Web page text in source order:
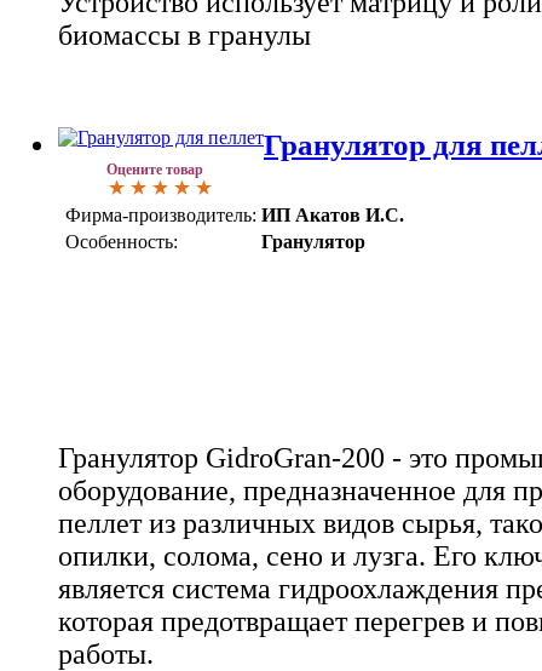
биомассы в гранулы
Оцените товар
Гранулятор для
Фирма-производитель: ИП Акатов И.С.
Особенность:
Гранулятор
Гранулятор GidroGran-200 - это
оборудование, предназначенное для
пеллет из различных видов сырья,
опилки, солома, сено и лузга. Его
является система гидроохлаждения
которая предотвращает перегрев и
работы.